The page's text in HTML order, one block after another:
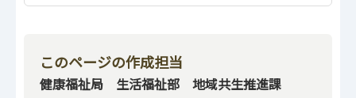
このページの作成担当
健康福祉局 生活福祉部 地域共生推進課